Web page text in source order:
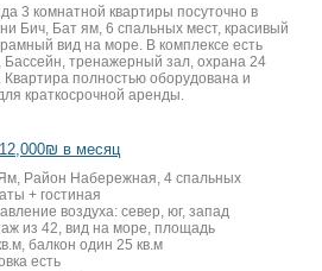
3 комнатной квартиры посуточно в
Бич, Бат ям, 6 спальных мест, красивый
вид на море. В комплексе есть
тренажерный зал, охрана 24
Квартира полностью оборудована и
краткосрочной аренды.
в месяц
Район Набережная, 4 спальных
+ гостиная
воздуха: север, юг, запад
из 42, вид на море, площадь
балкон один 25 кв.м
есть